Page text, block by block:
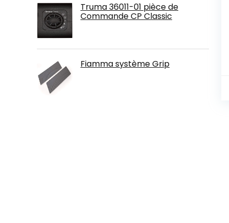
Truma 36011-01 pièce de
Commande CP Classic
Fiamma système Grip